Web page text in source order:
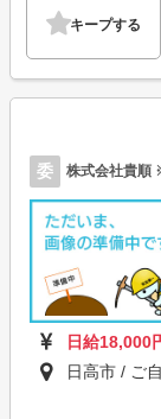
キープする
委 株式会社貴順
日給18,000
日高市 / ご